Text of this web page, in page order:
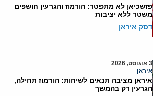
פזשכיאן לא מתפטר: הורמוז והגרעין חושפים
משטר ללא יציבות
דסק איראן
3 אוגוסט, 2026
איראן
איראן מציבה תנאים לשיחות: הורמוז תחילה,
הגרעין רק בהמשך